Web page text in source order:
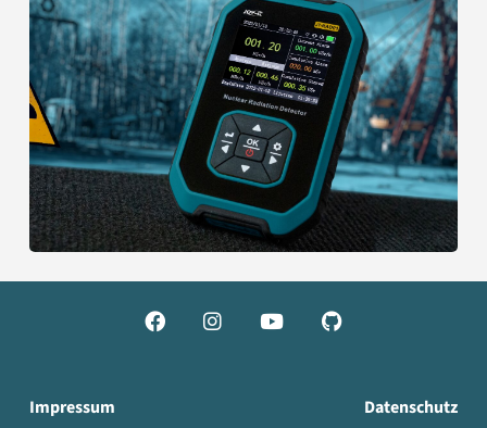
   
Impressum Datenschutz